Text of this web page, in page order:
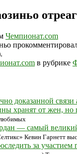
Чемпионат.com
в рубрике
любимых
Кевин Гарнетт